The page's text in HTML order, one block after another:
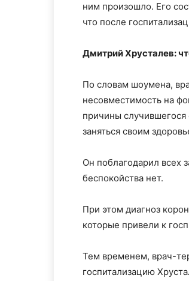
ним произошло. Его
что после
Дмитрий Хрусталев:
По словам шоумена,
несовместимость на
причины
заняться своим
Он поблагодарил всех
беспокойства нет.
При этом диагноз
которые привели к
Тем временем, врач-
госпитализацию